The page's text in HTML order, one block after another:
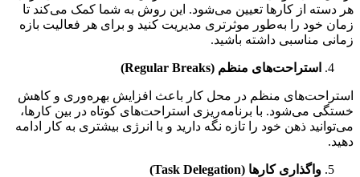
از کارها تعیین می‌شود. این روش به شما کمک می‌کند تا
خود را به‌طور موثرتری مدیریت کنید و برای هر فعالیت بازه
مناسبی داشته باشید.
استراحت‌های منظم (Regular Breaks
)
منظم در محل کار باعث افزایش بهره‌وری و کاهش
می‌شود. با برنامه‌ریزی استراحت‌های کوتاه در بین کارها،
ذهن خود را تازه نگه دارید و با انرژی بیشتری به کار ادامه
واگذاری کارها (Task Delegation
)